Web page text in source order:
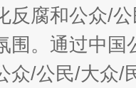
反腐和公众/
围。通过中
众/公民/大众/